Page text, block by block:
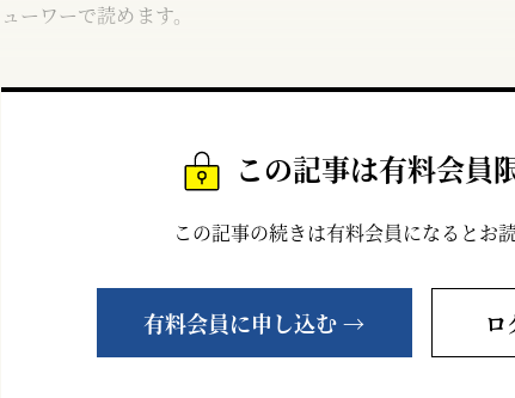
ューワーで読めます。
この記事は有料会員
この記事の続きは有料会員になるとお
有料会員に申し込む → ロ